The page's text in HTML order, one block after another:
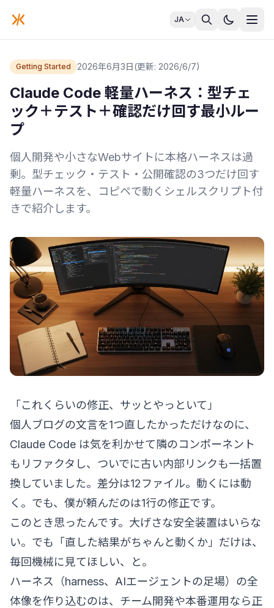
JA
Getting Started 2026年6月3日(更新: 2026/6/7)
Claude Code 軽量ハーネス：型チェ
ック＋テスト＋確認だけ回す最小ルー
プ
個人開発や小さなWebサイトに本格ハーネスは過
剰。型チェック・テスト・公開確認の3つだけ回す
軽量ハーネスを、コピペで動くシェルスクリプト付
きで紹介します。
「これくらいの修正、サッとやっといて」
個人ブログの文言を1つ直したかっただけなのに、
Claude Code は気を利かせて隣のコンポーネント
もリファクタし、ついでに古い内部リンクも一括置
換していました。差分は12ファイル。動くには動
く。でも、僕が頼んだのは1行の修正です。
このとき思ったんです。大げさな安全装置はいらな
い。でも「直した結果がちゃんと動くか」だけは、
毎回機械に見てほしい、と。
ハーネス（harness、AIエージェントの足場）の全
体像を作り込むのは、チーム開発や本番運用なら正